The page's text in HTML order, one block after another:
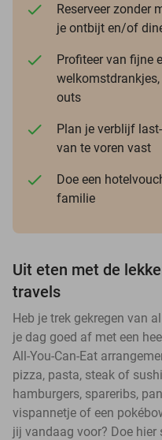
Reserveer zonder
je ontbijt en/of
Profiteer van fijne
outs
Plan je verblijf
van te voren vast
Doe een
familie
Uit eten met de
travels
Heb je trek gekregen van
je dag goed af met een
All-You-Can-Eat
pizza, pasta, steak of
hamburgers, spareribs,
vispannetje of een
jij vandaag voor? Doe